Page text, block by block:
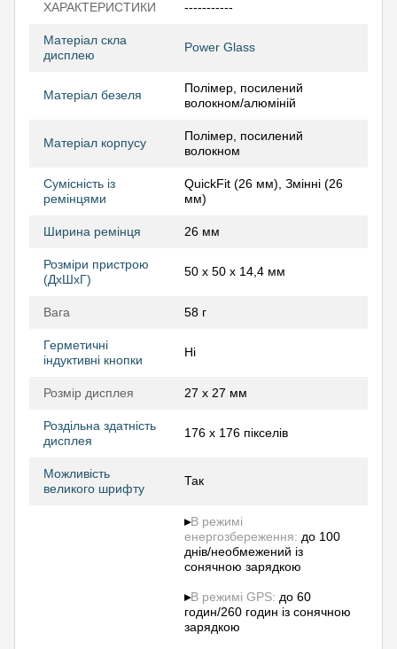
ХАРАКТЕРИСТИКИ -----------
Матеріал скла
дисплею
Power Glass
Матеріал безеля
Полімер, посилений
волокном/алюміній
Матеріал корпусу
Полімер, посилений
волокном
Сумісність із
ремінцями
QuickFit (26 мм), Змінні (26
мм)
Ширина ремінця 26 мм
Розміри пристрою
(ДхШхГ)
50 x 50 x 14,4 мм
Вага 58 г
Герметичні
індуктивні кнопки
Ні
Розмір дисплея 27 x 27 мм
Роздільна здатність
дисплея
176 х 176 пікселів
Можливість
великого шрифту
Так
▸В режимі
енергозбереження: до 100
днів/необмежений із
сонячною зарядкою
▸В режимі GPS: до 60
годин/260 годин із сонячною
зарядкою